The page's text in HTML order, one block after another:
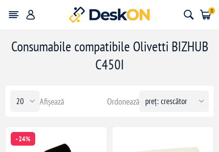
0
Consumabile compatibile Olivetti BIZHUB
C450I
Ordonează
Afișează
- 24%